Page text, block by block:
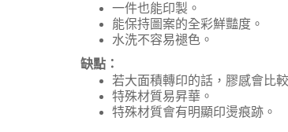
一件也能印製。
能保持圖案的全彩鮮豔度。
水洗不容易褪色。
缺點：
若大面積轉印的話，膠感會比
特殊材質易昇華。
特殊材質會有明顯印燙痕跡。